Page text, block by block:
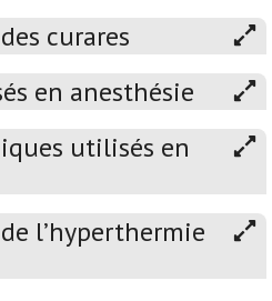
curares
en anesthésie
utilisés en
l’hyperthermie